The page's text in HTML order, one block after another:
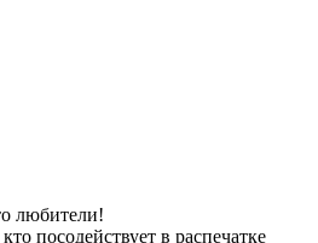
любители!
посодействует в распечатке